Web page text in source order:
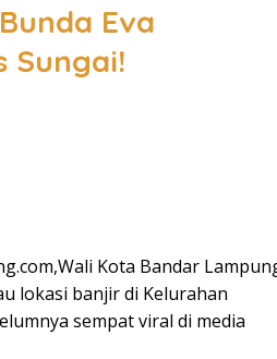
Eva
Sungai!
Kota Bandar
lokasi banjir di Kelurahan
sempat viral di media